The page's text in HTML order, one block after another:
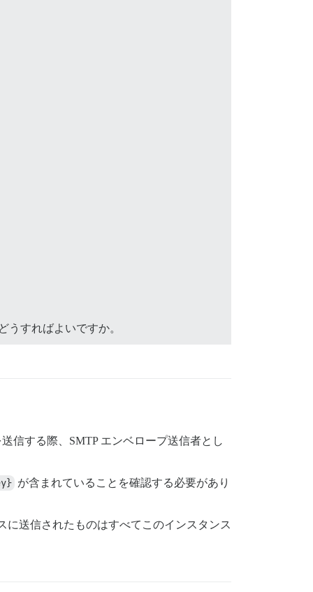
うすればよいですか。
信する際、SMTP エンベロープ送信者とし
が含まれていることを確認する必要があり
に送信されたものはすべてこのインスタンス